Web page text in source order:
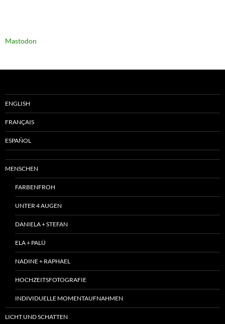
Mastodon
ENGLISH
FRANÇAIS
ESPAÑOL
MENSCHEN
FARBENFROH
UNTER 4 AUGEN
DANIELA + STEFAN
ELA + PALÜ
NADINE + RAPHAEL
HOCHZEITSFOTOGRAFIE
INDIVIDUELLE MOMENTAUFNAHMEN
LICHT UND SCHATTEN